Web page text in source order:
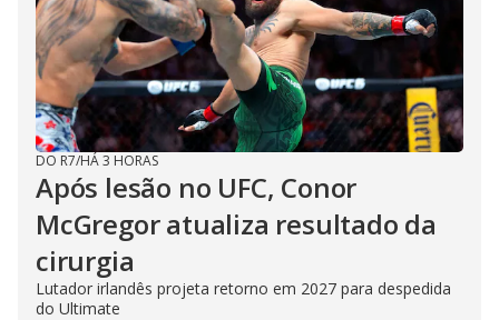
DO R7/HÁ 3 HORAS
Após lesão no UFC, Conor
McGregor atualiza resultado da
cirurgia
Lutador irlandês projeta retorno em 2027 para despedida
do Ultimate